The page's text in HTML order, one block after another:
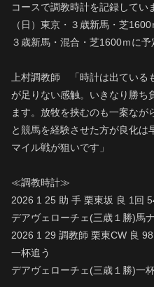
コースで調教時計を記録してい
（日）東京・３歳新馬・芝
３歳新馬・混合・芝1600ｍに予
上村調教師 「時計は出ている
が足りない感触。いきなり勝ち
ます。放牧を挟むのも一案なが
と競馬を経験させた方が良化
マイル戦が狙いです」
≪調教時計≫
2026 1 25 助 手 栗東坂 良 1回
デアヴェローチェ(三歳１勝)馬
2026 1 29 調教師 栗東CW 良
一杯追う
デアヴェローチェ(三歳１勝)一